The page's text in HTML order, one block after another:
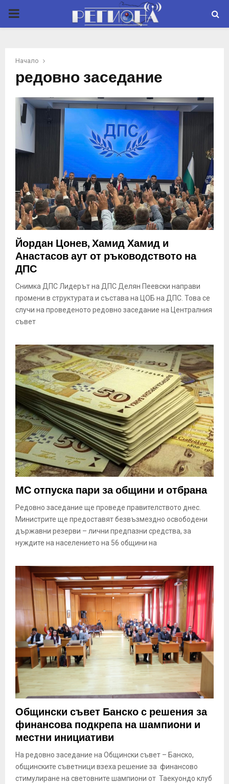
P
M
R
M
N
U
Начало
редовно заседание
Йордан Цонев, Хамид Хамид и
Анастасов аут от ръководството на
ДПС
Снимка ДПС Лидерът на ДПС Делян Пеевски направи
промени в структурата и състава на ЦОБ на ДПС. Това се
случи на проведеното редовно заседание на Централния
съвет
МС отпуска пари за общини и отбрана
Редовно заседание ще проведе правителството днес.
Министрите ще предоставят безвъзмездно освободени
държавни резерви – лични предпазни средства, за
нуждите на населението на 56 общини на
Общински съвет Банско с решения за
финансова подкрепа на шампиони и
местни инициативи
На редовно заседание на Общински съвет – Банско,
общинските съветници взеха решение за финансово
стимулиране на световните шампиони от Таекуондо клуб